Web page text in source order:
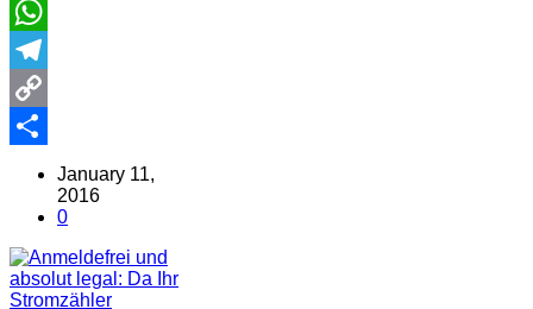
Email
WhatsApp
Telegram
Copy
January 11,
2016
0